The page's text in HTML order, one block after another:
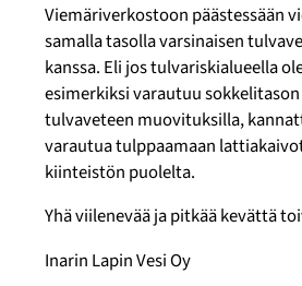
Viemäriverkostoon päästessään
samalla tasolla varsinaisen
kanssa. Eli jos tulvariskialueella
esimerkiksi varautuu
tulvaveteen muovituksilla,
varautua tulppaamaan
kiinteistön puolelta.
Yhä viilenevää ja pitkää kevättä
Inarin Lapin Vesi Oy